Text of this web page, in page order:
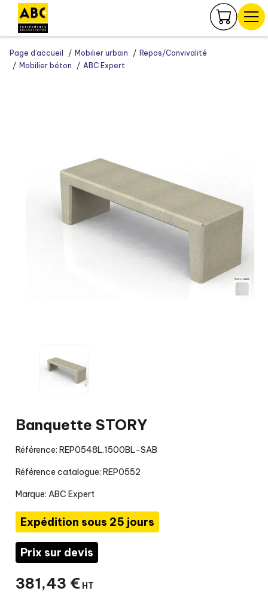
Page d’accueil Mobilier urbain
Repos/Convivalité
Mobilier béton
ABC Expert
Banquette STORY
Référence: REP0548L.1500BL-SAB
Référence catalogue: REP0552
Marque: ABC Expert
Expédition sous 25 jours
Prix sur devis
381,43 € HT
Panneau de gestion des cookies